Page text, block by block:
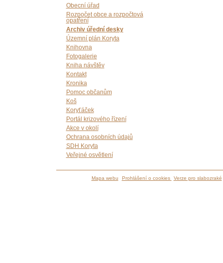
Obecní úřad
Rozpočet obce a rozpočtová
opatření
Archiv úřední desky
Územní plán Koryta
Knihovna
Fotogalerie
Kniha návštěv
Kontakt
Kronika
Pomoc občanům
Koš
Koryťáček
Portál krizového řízení
Akce v okolí
Ochrana osobních údajů
SDH Koryta
Veřejné osvětlení
Mapa webu Prohlášení o cookies Verze pro slabozraké